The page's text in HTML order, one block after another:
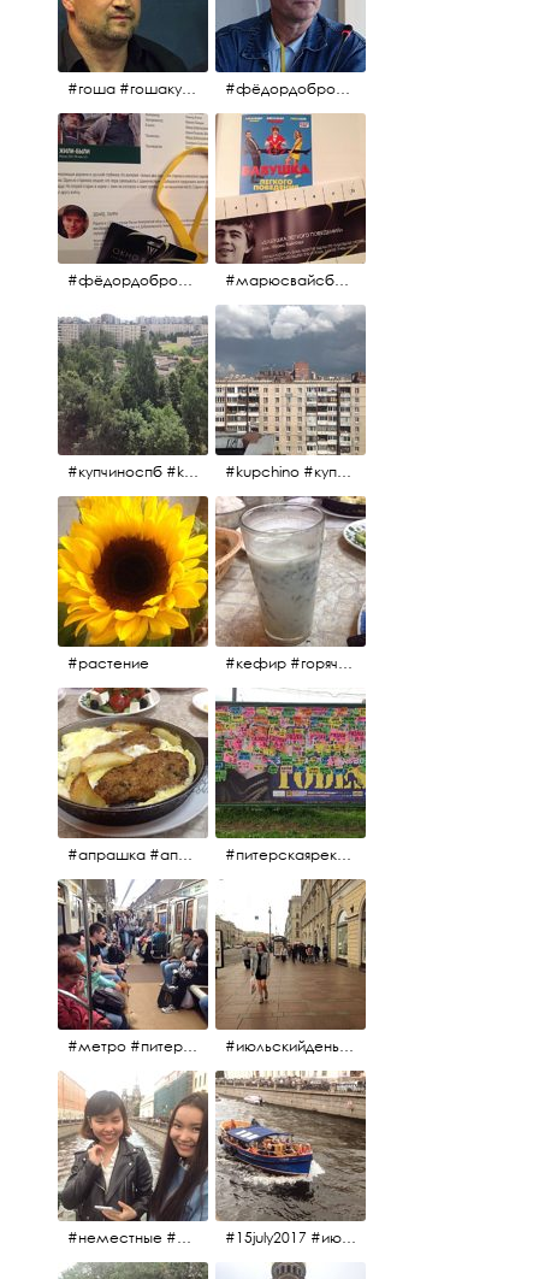
#гоша #гошакуценко #oknofestival #фёдордобронравов #кино #хорошеекино #жилибыли
#фёдордобронравов #эдуардпарри #жилибыли #иринарозанова #марюсвайсберг #александрревва #глюкоза #любовьвбольшомгороде #ххvфестивальроссийскогокино
#купчиноспб #kupchino #kupchino #купчиноспб
#растение #кефир #горячийкефир #национальноеблюдо #лаваш #вкусно
#апрашка #апраксиндвор #кафенаапрашке #куринаякотлетанасковороде #сковородка #кафедлясвоих #питерскаяреклама #todes #куколки #окраинапитера #фрунзенскийрайон
#метро #питерскоеметро #невскаялиния #июльскийдень2017 #15july2017 #невский
#неместные #июльскийдень2017 #15july2017 #июльскийдень2017 #катерок #bonfire